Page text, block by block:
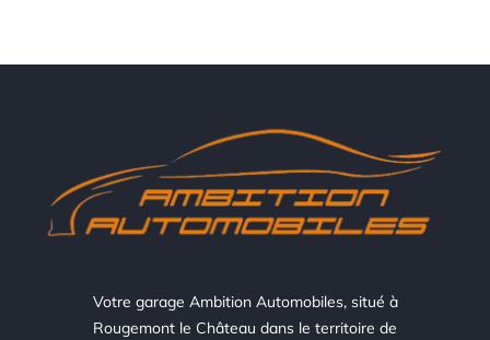
Votre garage Ambition Automobiles, situé à
Rougemont le Château dans le territoire de